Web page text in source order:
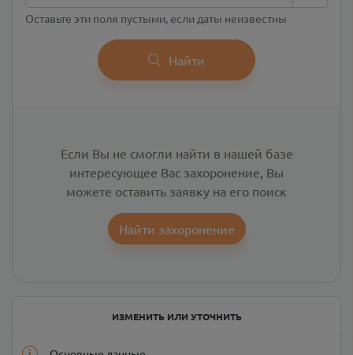
Оставьте эти поля пустыми, если даты неизвестны
Найти
Если Вы не смогли найти в нашей базе
интересующее Вас захоронение, Вы
можете оставить заявку на его поиск
Найти захоронение
ИЗМЕНИТЬ ИЛИ УТОЧНИТЬ